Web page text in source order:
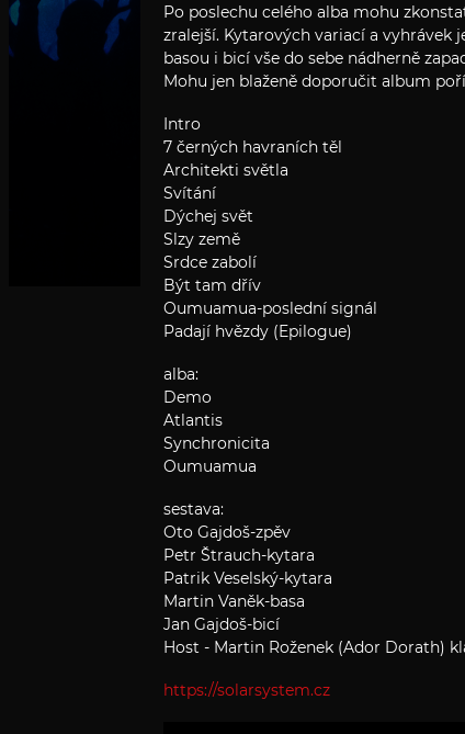
Po poslechu celého alba mohu
zralejší. Kytarových variací a vyhrávek
basou i bicí vše do sebe nádherně
Mohu jen blaženě doporučit album
Intro
7 černých havraních těl
Architekti světla
Svítání
Dýchej svět
Slzy země
Srdce zabolí
Být tam dřív
Oumuamua-poslední signál
Padají hvězdy (Epilogue)
alba:
Demo
Atlantis
Synchronicita
Oumuamua
sestava:
Oto Gajdoš-zpěv
Petr Štrauch-kytara
Patrik Veselský-kytara
Martin Vaněk-basa
Jan Gajdoš-bicí
Host - Martin Roženek (Ador Dorath)
https://solarsystem.cz